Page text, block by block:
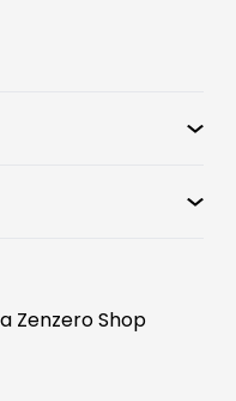
Zenzero Shop